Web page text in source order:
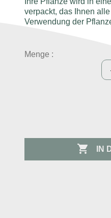
verpackt, das Ihnen
Verwendung der
Menge :
 IN